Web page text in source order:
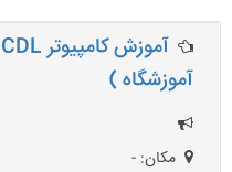
آموزشگاه )
مکان: -